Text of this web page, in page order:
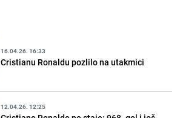
16.04.26. 16:33
Cristianu Ronaldu pozlilo na utakmici
12.04.26. 12:25